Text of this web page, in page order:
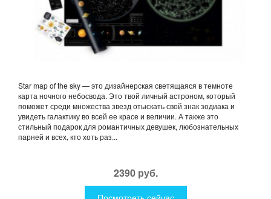
Star map of the sky — это дизайнерская светящаяся в темноте
карта ночного небосвода. Это твой личный астроном, который
поможет среди множества звезд отыскать свой знак зодиака и
увидеть галактику во всей ее красе и величии. А также это
стильный подарок для романтичных девушек, любознательных
парней и всех, кто хоть раз...
2390 руб.